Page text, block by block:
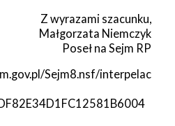
Z wyrazami szacunku,
Małgorzata Niemczyk
Poseł na Sejm RP
Sejm8.nsf/interpelac